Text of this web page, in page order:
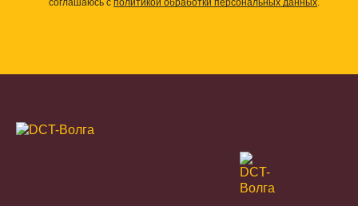
соглашаюсь с политикой обработки персональных данных.